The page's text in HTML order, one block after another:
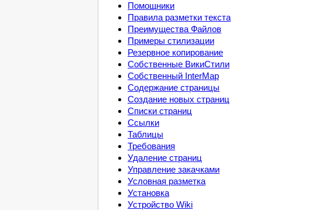
Помощники
Правила разметки текста
Преимущества Файлов
Примеры стилизации
Резервное копирование
Собственные ВикиСтили
Собственный InterMap
Содержание страницы
Создание новых страниц
Списки страниц
Ссылки
Таблицы
Требования
Удаление страниц
Управление закачками
Условная разметка
Установка
Устройство Wiki